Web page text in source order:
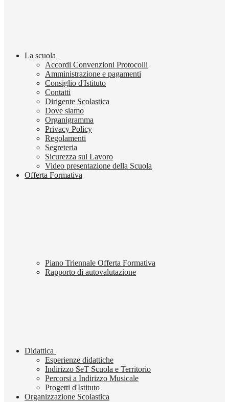
La scuola
Accordi Convenzioni Protocolli
Amministrazione e pagamenti
Consiglio d'Istituto
Contatti
Dirigente Scolastica
Dove siamo
Organigramma
Privacy Policy
Regolamenti
Segreteria
Sicurezza sul Lavoro
Video presentazione della Scuola
Offerta Formativa
Piano Triennale Offerta Formativa
Rapporto di autovalutazione
Didattica
Esperienze didattiche
Indirizzo SeT Scuola e Territorio
Percorsi a Indirizzo Musicale
Progetti d'Istituto
Organizzazione Scolastica